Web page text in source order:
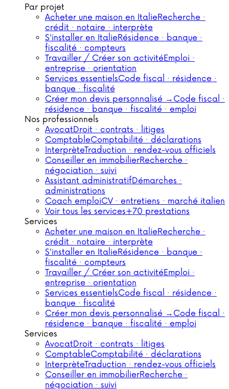
Par projet
Acheter une maison en ItalieRecherche ·
crédit · notaire · interprète
S'installer en ItalieRésidence · banque ·
fiscalité · compteurs
Travailler / Créer son activitéEmploi ·
entreprise · orientation
Services essentielsCode fiscal · résidence ·
banque · fiscalité
Créer mon devis personnalisé → Code fiscal ·
résidence · banque · fiscalité · emploi
Nos professionnels
AvocatDroit · contrats · litiges
ComptableComptabilité · déclarations
InterprèteTraduction · rendez-vous officiels
Conseiller en immobilierRecherche ·
négociation · suivi
Assistant administratifDémarches ·
administrations
Coach emploiCV · entretiens · marché italien
Voir tous les services+70 prestations
Services
Acheter une maison en ItalieRecherche ·
crédit · notaire · interprète
S'installer en ItalieRésidence · banque ·
fiscalité · compteurs
Travailler / Créer son activitéEmploi ·
entreprise · orientation
Services essentielsCode fiscal · résidence ·
banque · fiscalité
Créer mon devis personnalisé → Code fiscal ·
résidence · banque · fiscalité · emploi
Services
AvocatDroit · contrats · litiges
ComptableComptabilité · déclarations
InterprèteTraduction · rendez-vous officiels
Conseiller en immobilierRecherche ·
négociation · suivi